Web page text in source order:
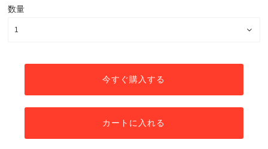
数量
今すぐ購入する
カートに入れる